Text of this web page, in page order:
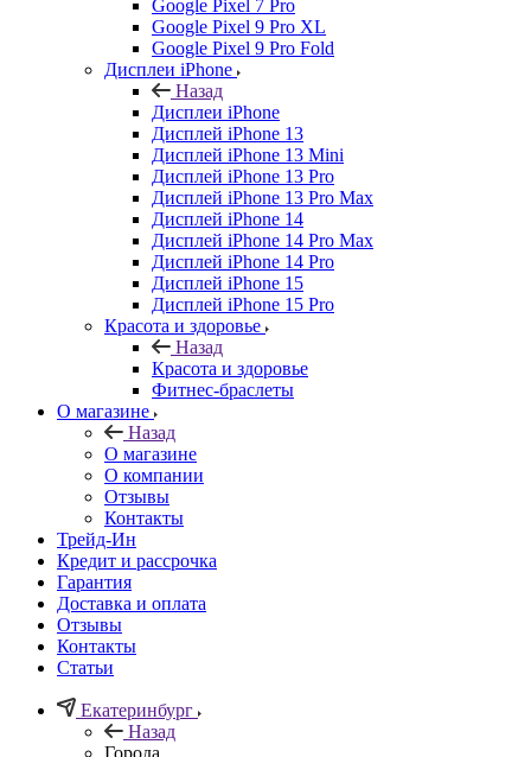
Google Pixel 7 Pro
Google Pixel 9 Pro XL
Google Pixel 9 Pro Fold
Дисплеи iPhone
Назад
Дисплеи iPhone
Дисплей iPhone 13
Дисплей iPhone 13 Mini
Дисплей iPhone 13 Pro
Дисплей iPhone 13 Pro Max
Дисплей iPhone 14
Дисплей iPhone 14 Pro Max
Дисплей iPhone 14 Pro
Дисплей iPhone 15
Дисплей iPhone 15 Pro
Красота и здоровье
Назад
Красота и здоровье
Фитнес-браслеты
О магазине
Назад
О магазине
О компании
Отзывы
Контакты
Трейд-Ин
Кредит и рассрочка
Гарантия
Доставка и оплата
Отзывы
Контакты
Статьи
Екатеринбург
Назад
Города